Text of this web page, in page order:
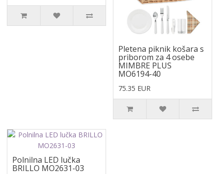
Pletena piknik košara s
priborom za 4 osebe
MIMBRE PLUS
MO6194-40
75.35 EUR
Polnilna LED lučka
BRILLO MO2631-03